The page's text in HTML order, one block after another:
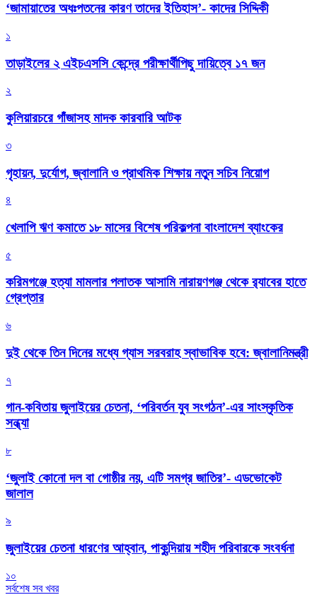
‘জামায়াতের অধঃপতনের কারণ তাদের ইতিহাস’- কাদের সিদ্দিকী
১
তাড়াইলের ২ এইচএসসি কেন্দ্রে পরীক্ষার্থীপিছু দায়িত্বে ১৭ জন
২
কুলিয়ারচরে গাঁজাসহ মাদক কারবারি আটক
৩
গৃহায়ন, দুর্যোগ, জ্বালানি ও প্রাথমিক শিক্ষায় নতুন সচিব নিয়োগ
৪
খেলাপি ঋণ কমাতে ১৮ মাসের বিশেষ পরিকল্পনা বাংলাদেশ ব্যাংকের
৫
করিমগঞ্জে হত্যা মামলার পলাতক আসামি নারায়ণগঞ্জ থেকে র‌্যাবের হাতে
গ্রেপ্তার
৬
দুই থেকে তিন দিনের মধ্যে গ্যাস সরবরাহ স্বাভাবিক হবে: জ্বালানিমন্ত্রী
৭
গান-কবিতায় জুলাইয়ের চেতনা, ‘পরিবর্তন যুব সংগঠন’-এর সাংস্কৃতিক
সন্ধ্যা
৮
‘জুলাই কোনো দল বা গোষ্ঠীর নয়, এটি সমগ্র জাতির’- এডভোকেট
জালাল
৯
জুলাইয়ের চেতনা ধারণের আহ্বান, পাকুন্দিয়ায় শহীদ পরিবারকে সংবর্ধনা
১০
সর্বশেষ সব খবর